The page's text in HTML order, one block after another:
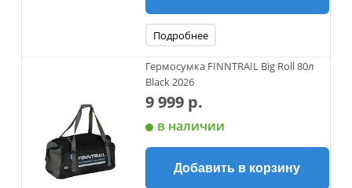
Подробнее
Гермосумка FINNTRAIL Big Roll 80л
Black 2026
9 999 р.
в наличии
Добавить в корзину